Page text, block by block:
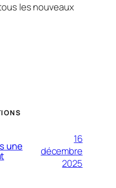
les nouveaux
une
16
décembre
2025